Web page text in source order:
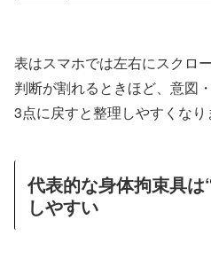
表はスマホでは左右にスクロ
判断が割れるときほど、意図
3点に戻すと整理しやすくなり
代表的な身体拘束具
しやすい